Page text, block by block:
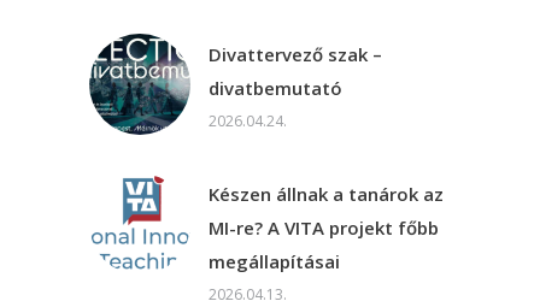
Divattervező szak –
divatbemutató
2026.04.24.
Készen állnak a tanárok az
MI-re? A VITA projekt főbb
megállapításai
2026.04.13.